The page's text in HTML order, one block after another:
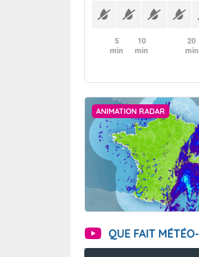
5
min
10
min
20
min
ANIMATION RADAR
QUE FAIT